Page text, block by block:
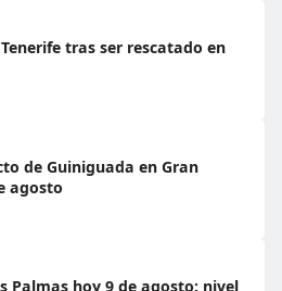
tras ser rescatado en
de Guiniguada en Gran
agosto
Palmas hoy 9 de agosto: nivel